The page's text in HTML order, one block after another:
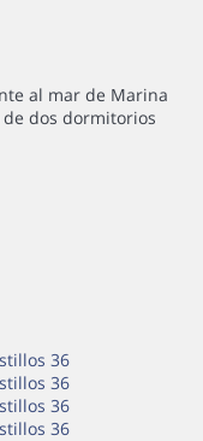
al mar de Marina
dos dormitorios